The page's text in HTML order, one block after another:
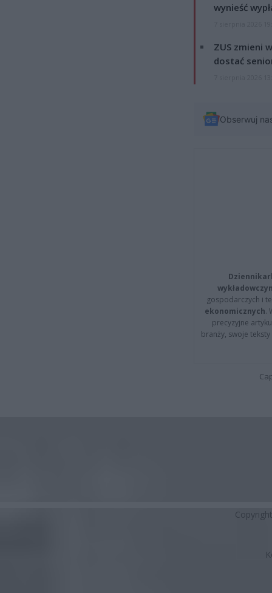
wynieść
ZUS zmieni
dostać
Obserwuj
gospodarczych i
ekonomicznych.
precyzyjne
branży, swoje